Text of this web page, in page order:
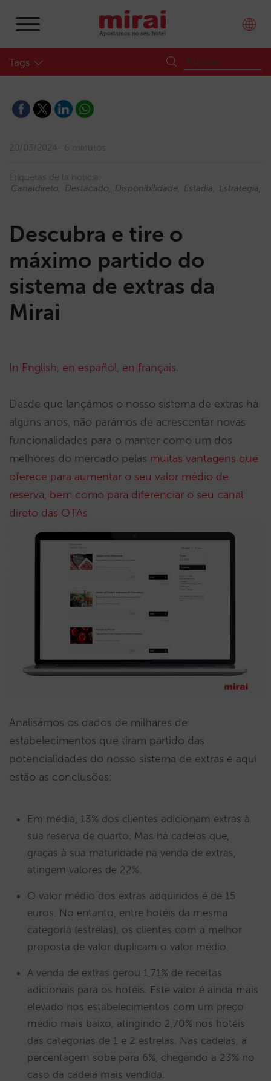
Tags
20/03/2024 6 minutos
Etiquetas de la noticia:
Canaldireto
Destacado Disponibilidade Estadia Estrategia
Descubra e tire o
máximo partido do
sistema de extras da
Mirai
In English, en español, en français.
Desde que lançámos o nosso sistema de extras há
alguns anos, não parámos de acrescentar novas
funcionalidades para o manter como um dos
melhores do mercado pelas muitas vantagens que
oferece para aumentar o seu valor médio de
reserva, bem como para diferenciar o seu canal
direto das OTAs
Analisámos os dados de milhares de
estabelecimentos que tiram partido das
potencialidades do nosso sistema de extras e aqui
estão as conclusões:
Em média, 13% dos clientes adicionam extras à
sua reserva de quarto. Mas há cadeias que,
graças à sua maturidade na venda de extras,
atingem valores de 22%.
O valor médio dos extras adquiridos é de 15
euros. No entanto, entre hotéis da mesma
categoria (estrelas), os clientes com a melhor
proposta de valor duplicam o valor médio.
A venda de extras gerou 1,71% de receitas
adicionais para os hotéis. Este valor é ainda mais
elevado nos estabelecimentos com um preço
médio mais baixo, atingindo 2,70% nos hotéis
das categorias de 1 e 2 estrelas. Nas cadeias, a
percentagem sobe para 6%, chegando a 23% no
caso da cadeia mais vendida.